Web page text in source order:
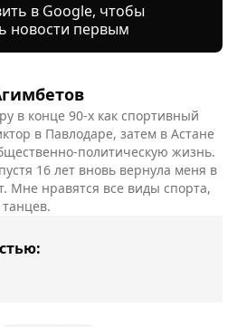
в конце 90-х как спортивный
в Павлодаре, затем в Астане
политическую жизнь.
16 лет вновь вернула меня в
Мне нравятся все виды спорта,
в Google, чтобы
новости первым